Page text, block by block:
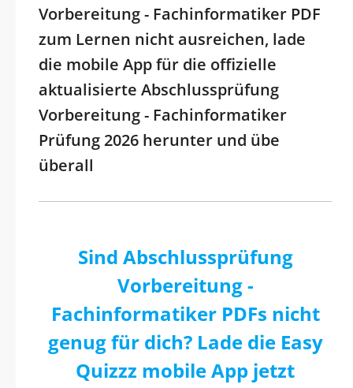
Vorbereitung - Fachinformatiker PDF
zum Lernen nicht ausreichen, lade
die mobile App für die offizielle
aktualisierte Abschlussprüfung
Vorbereitung - Fachinformatiker
Prüfung 2026 herunter und übe
überall
Sind Abschlussprüfung
Vorbereitung -
Fachinformatiker PDFs nicht
genug für dich? Lade die Easy
Quizzz mobile App jetzt